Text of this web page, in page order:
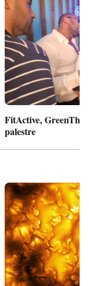
FitActive,
palestre